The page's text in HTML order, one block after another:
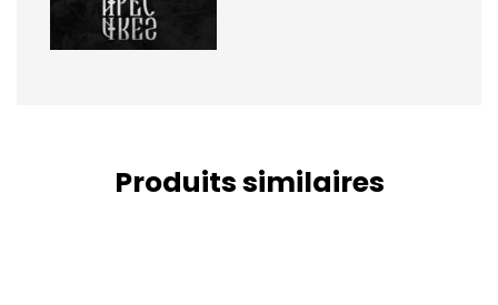
Produits similaires